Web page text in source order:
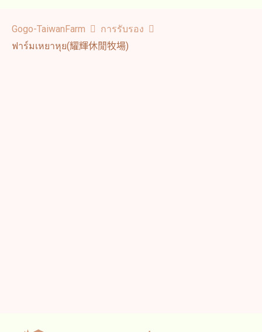
Gogo-TaiwanFarm
การรับรอง
ฟาร์มเหยาหุย(耀輝休閒牧場)